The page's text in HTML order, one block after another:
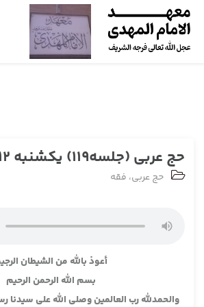
حج عربی (جلسه119) یکشنبه 1399/11/12
حج عربی، فقه
أعوذ بالله من الشيطان
بسم الله الرحمن الرحيم
والحمدلله رب العالمين وصلى الله على سيدنا